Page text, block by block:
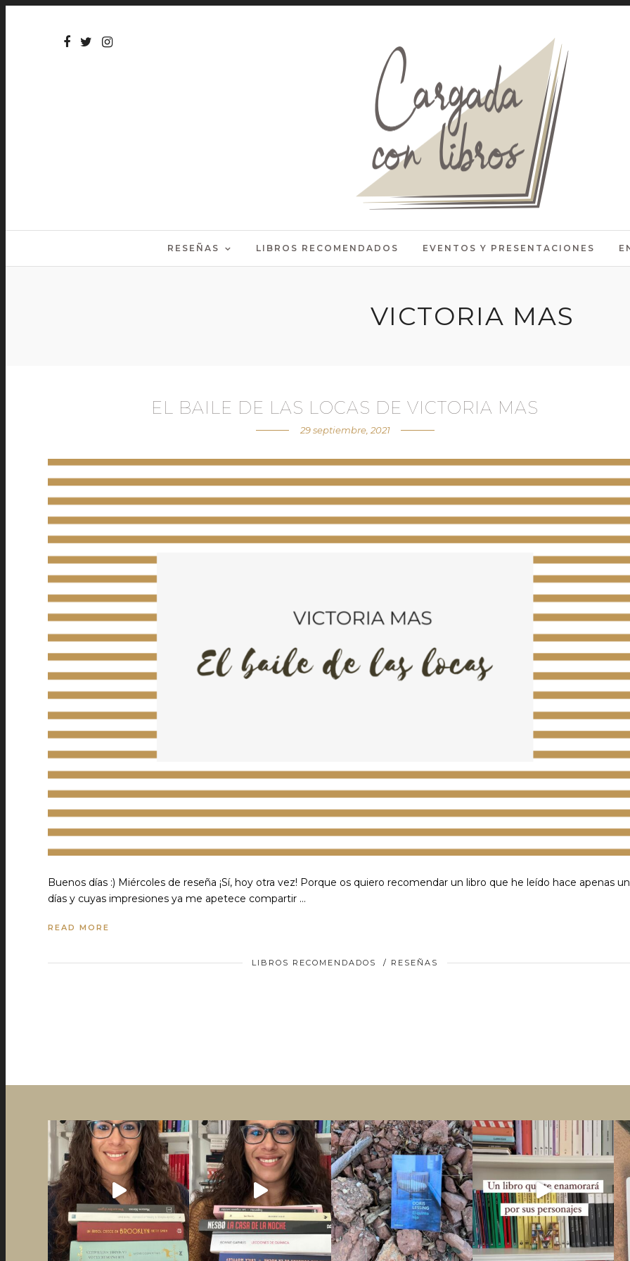
RESEÑAS LIBROS RECOMENDADOS EVENTOS Y PRESENTACIONES
VICTORIA MAS
EL BAILE DE LAS LOCAS DE VICTORIA MAS
29 septiembre, 2021
Buenos días :) Miércoles de reseña ¡Sí, hoy otra vez! Porque os quiero recomendar un libro que he leído hace apenas
días y cuyas impresiones ya me apetece compartir …
READ MORE
LIBROS RECOMENDADOS / RESEÑAS